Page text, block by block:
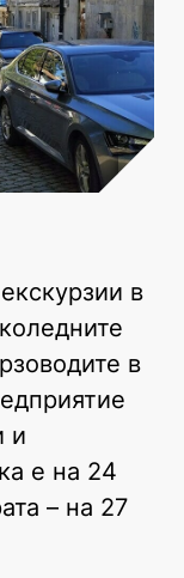
в
в
и
е на 24
– на 27